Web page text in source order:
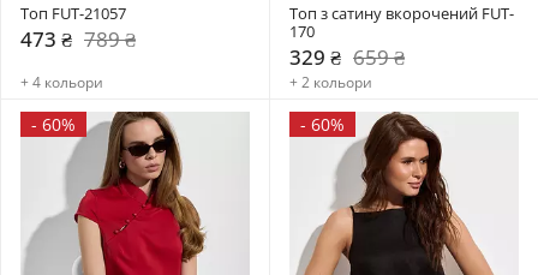
Топ FUT-21057
473 ₴ 789 ₴
+ 4 кольори
Топ з сатину вкорочений FUT-
170
329 ₴ 659 ₴
+ 2 кольори
- 60% - 60%